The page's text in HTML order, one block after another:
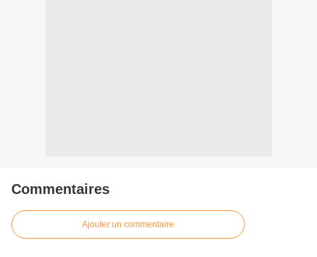
Commentaires
Ajouter un commentaire